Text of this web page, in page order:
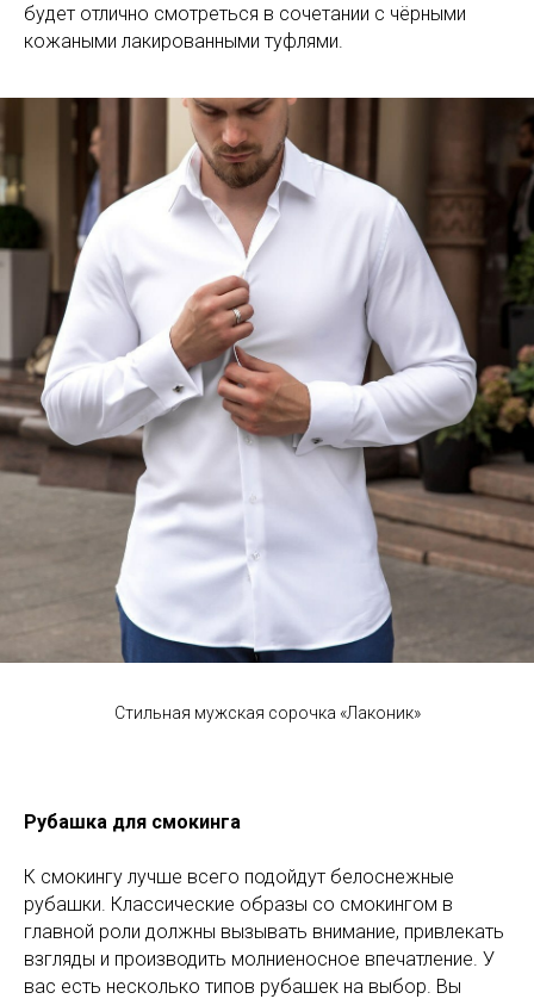
будет отлично смотреться в сочетании с чёрными
кожаными лакированными туфлями.
Стильная мужская сорочка «Лаконик»
Рубашка для смокинга
К смокингу лучше всего подойдут белоснежные
рубашки. Классические образы со смокингом в
главной роли должны вызывать внимание, привлекать
взгляды и производить молниеносное впечатление. У
вас есть несколько типов рубашек на выбор. Вы